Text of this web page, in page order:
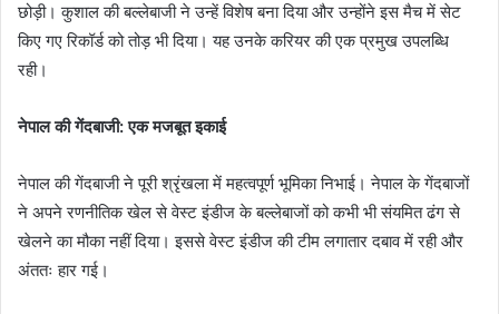
छोड़ी। कुशाल की बल्लेबाजी ने उन्हें विशेष बना दिया और उन्होंने इस मैच में सेट
किए गए रिकॉर्ड को तोड़ भी दिया। यह उनके करियर की एक प्रमुख उपलब्धि
रही।
नेपाल की गेंदबाजी: एक मजबूत इकाई
नेपाल की गेंदबाजी ने पूरी श्रृंखला में महत्वपूर्ण भूमिका निभाई। नेपाल के गेंदबाजों
ने अपने रणनीतिक खेल से वेस्ट इंडीज के बल्लेबाजों को कभी भी संयमित ढंग से
खेलने का मौका नहीं दिया। इससे वेस्ट इंडीज की टीम लगातार दबाव में रही और
अंततः हार गई।